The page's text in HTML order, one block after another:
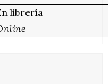
librería